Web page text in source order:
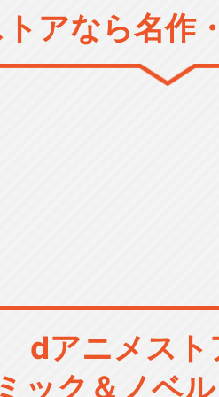
アなら名作
dアニメスト
ック＆ノベ